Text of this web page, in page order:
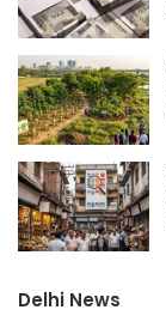
Delhi News